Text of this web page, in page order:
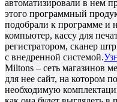
автоматизировали в нем
этого программный
подобрали к программе и
компьютер, кассу для
регистратором, сканер
с внедренной системой.
Miltons – сеть магазинов
для нее сайт, на котором
необходимую